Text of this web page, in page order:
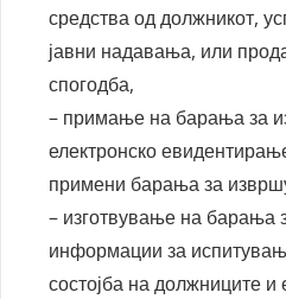
средства од должникот,
јавни надавања, или
спогодба,
– примање на барања за
електронско
примени барања за
– изготвување на барања
информации за
состојба на должниците и